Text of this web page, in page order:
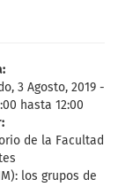
3 Agosto, 2019 -
hasta 12:00
de la Facultad
los grupos de